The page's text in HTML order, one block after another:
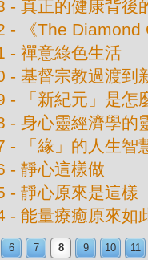
- 真正的健康背後
- 《The
- 禪意綠色生活
- 基督宗教過渡到
- 「新紀元」是怎
- 身心靈經濟學的
- 「緣」的人生智
- 靜心這樣做
- 靜心原來是這樣
- 能量療癒原來如
6 7 8 9 10 11